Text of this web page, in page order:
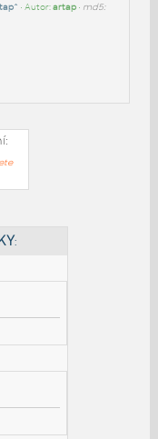
• Autor:artap• md5:
BLOKY: